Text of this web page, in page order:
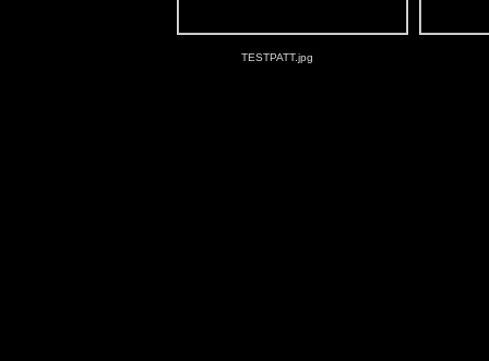
TESTPATT.jpg